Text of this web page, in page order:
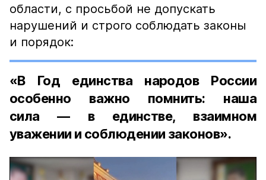
области, с просьбой не допускать
нарушений и строго соблюдать законы
и порядок:
«В Год единства народов России
особенно важно помнить: наша
сила — в единстве, взаимном
уважении и соблюдении законов».